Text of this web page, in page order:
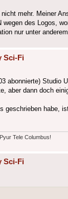
mehr. Meiner
des Logos,
nur unter
Sci-Fi
abonnierte)
aber dann doch
geschrieben habe,
Tele Columbus!
Sci-Fi